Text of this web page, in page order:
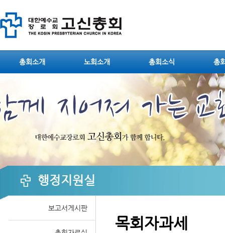
총회소개 노회소개 총회소식 총
행정지원실
보고서게시판
목회자과세
Sketchbook5, 스케치북5
Sketchbook5, 스케치북5